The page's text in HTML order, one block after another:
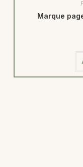
Marque